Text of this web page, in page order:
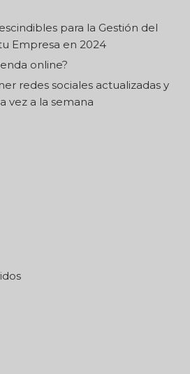
para la Gestión del
Empresa en 2024
online?
redes sociales actualizadas y
vez a la semana